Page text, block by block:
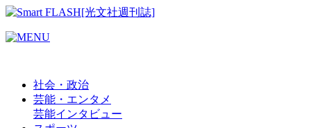
社会・政治
芸能・エンタメ
芸能インタビュー